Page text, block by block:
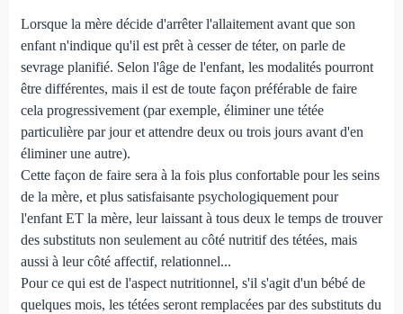
Lorsque la mère décide d'arrêter l'allaitement avant que son
enfant n'indique qu'il est prêt à cesser de téter, on parle de
sevrage planifié. Selon l'âge de l'enfant, les modalités pourront
être différentes, mais il est de toute façon préférable de faire
cela progressivement (par exemple, éliminer une tétée
particulière par jour et attendre deux ou trois jours avant d'en
éliminer une autre).
Cette façon de faire sera à la fois plus confortable pour les seins
de la mère, et plus satisfaisante psychologiquement pour
l'enfant ET la mère, leur laissant à tous deux le temps de trouver
des substituts non seulement au côté nutritif des tétées, mais
aussi à leur côté affectif, relationnel...
Pour ce qui est de l'aspect nutritionnel, s'il s'agit d'un bébé de
quelques mois, les tétées seront remplacées par des substituts du